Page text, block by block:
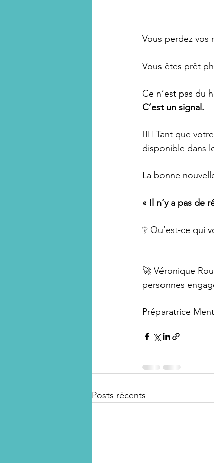
Vous perdez vos
Vous êtes prêt
Ce n’est pas du
C’est un signal.
👉🏻 Tant que
disponible dans
La bonne
« Il n’y a pas de
❔ Qu’est-ce qui
--
🚀 Véronique
personnes
Préparatrice
Posts récents